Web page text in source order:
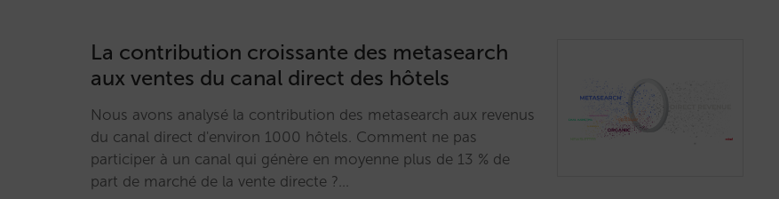
La contribution croissante des metasearch
aux ventes du canal direct des hôtels
Nous avons analysé la contribution des metasearch aux revenus
du canal direct d'environ 1000 hôtels. Comment ne pas
participer à un canal qui génère en moyenne plus de 13 % de
part de marché de la vente directe ?…